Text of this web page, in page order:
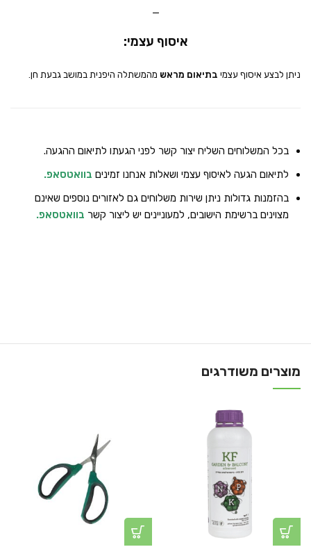
_
איסוף עצמי:
ניתן לבצע איסוף עצמי בתיאום מראש מהמשתלה היפנית במושב גבעת חן.
בכל המשלוחים השליח יצור קשר לפני הגעתו לתיאום ההגעה.
לתיאום הגעה לאיסוף עצמי ושאלות אנחנו זמינים בוואטסאפ.
בהזמנות גדולות ניתן שירות משלוחים גם לאזורים נוספים שאינם
מצוינים ברשימת הישובים, למעוניינים יש ליצור קשר בוואטסאפ.
מוצרים משודרגים